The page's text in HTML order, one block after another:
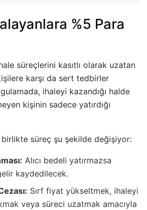
%5 Para
süreçlerini kasıtlı olarak uzatan
karşı da sert tedbirler
ihaleyi kazandığı halde
kişinin sadece yatırdığı
süreç şu şekilde değişiyor:
Alıcı bedeli yatırmazsa
kaydedilecek.
Sırf fiyat yükseltmek, ihaleyi
veya süreci uzatmak amacıyla